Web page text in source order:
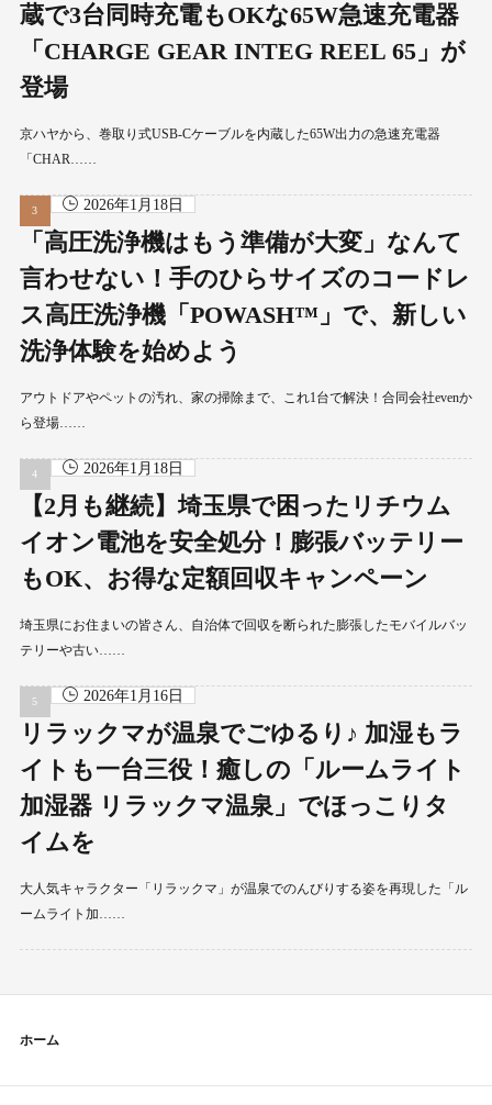
蔵で3台同時充電もOKな65W急速充電器
「CHARGE GEAR INTEG REEL 65」が
登場
京ハヤから、巻取り式USB-Cケーブルを内蔵した65W出力の急速充電器
「CHAR……
2026年1月18日
「高圧洗浄機はもう準備が大変」なんて
言わせない！手のひらサイズのコードレ
ス高圧洗浄機「POWASH™」で、新しい
洗浄体験を始めよう
アウトドアやペットの汚れ、家の掃除まで、これ1台で解決！合同会社evenか
ら登場……
2026年1月18日
【2月も継続】埼玉県で困ったリチウム
イオン電池を安全処分！膨張バッテリー
もOK、お得な定額回収キャンペーン
埼玉県にお住まいの皆さん、自治体で回収を断られた膨張したモバイルバッ
テリーや古い……
2026年1月16日
リラックマが温泉でごゆるり♪ 加湿もラ
イトも一台三役！癒しの「ルームライト
加湿器 リラックマ温泉」でほっこりタ
イムを
大人気キャラクター「リラックマ」が温泉でのんびりする姿を再現した「ル
ームライト加……
ホーム